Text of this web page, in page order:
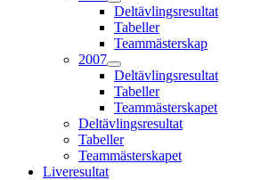
Deltävlingsresultat
Tabeller
Teammästerskap
2007
Deltävlingsresultat
Tabeller
Teammästerskapet
Deltävlingsresultat
Tabeller
Teammästerskapet
Liveresultat